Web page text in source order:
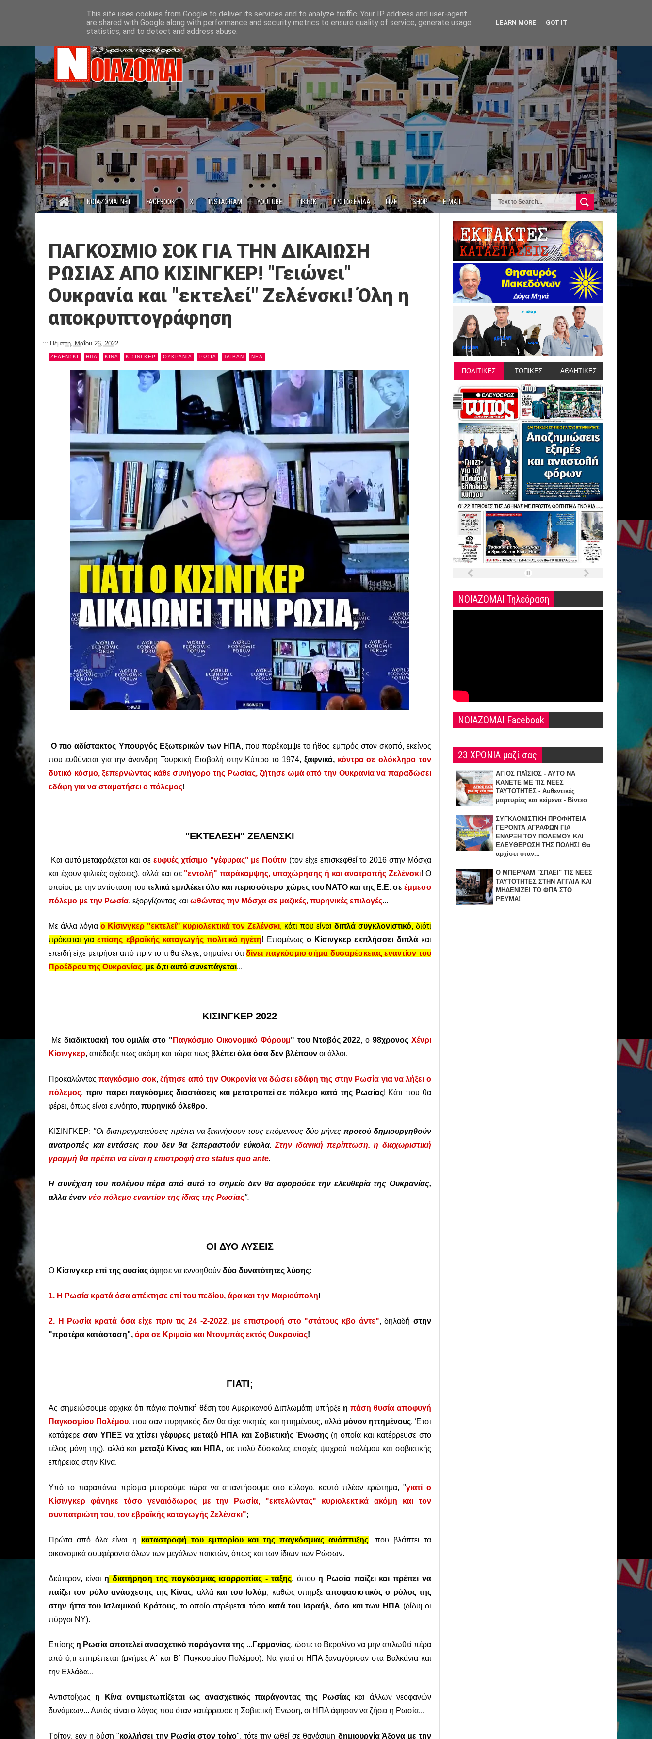
NOIAZOMAI.NET FACEBOOK X INSTAGRAM YOUTUBE TIKTOK ΠΡΩΤΟΣΕΛΙΔΑ LIVE SHOP E-MAIL
ΠΑΓΚΟΣΜΙΟ ΣΟΚ ΓΙΑ ΤΗΝ ΔΙΚΑΙΩΣΗ
ΡΩΣΙΑΣ ΑΠΟ ΚΙΣΙΝΓΚΕΡ! "Γειώνει"
Ουκρανία και "εκτελεί" Ζελένσκι! Όλη η
αποκρυπτογράφηση
::: Πέμπτη, Μαΐου 26, 2022
ΖΕΛΕΝΣΚΙ ΗΠΑ ΚΙΝΑ ΚΙΣΙΝΓΚΕΡ ΟΥΚΡΑΝΙΑ ΡΩΣΙΑ ΤΑΪΒΑΝ NEA
Ο πιο αδίστακτος Υπουργός Εξωτερικών των ΗΠΑ, που παρέκαμψε το ήθος εμπρός στον σκοπό, εκείνος
που ευθύνεται για την άνανδρη Τουρκική Εισβολή στην Κύπρο το 1974, ξαφνικά, κόντρα σε ολόκληρο τον
δυτικό κόσμο, ξεπερνώντας κάθε συνήγορο της Ρωσίας, ζήτησε ωμά από την Ουκρανία να παραδώσει
εδάφη για να σταματήσει ο πόλεμος!
"ΕΚΤΕΛΕΣΗ" ΖΕΛΕΝΣΚΙ
Και αυτό μεταφράζεται και σε ευφυές χτίσιμο "γέφυρας" με Πούτιν (τον είχε επισκεφθεί το 2016 στην Μόσχα
και έχουν φιλικές σχέσεις), αλλά και σε "εντολή" παράκαμψης, υποχώρησης ή και ανατροπής Ζελένσκι! Ο
οποίος με την αντίστασή τουτελικά εμπλέκει όλο και περισσότερο χώρες του ΝΑΤΟ και της Ε.Ε. σε έμμεσο
πόλεμο με την Ρωσία, εξοργίζοντας και ωθώντας την Μόσχα σε μαζικές, πυρηνικές επιλογές...
Με άλλα λόγια ο Κίσινγκερ "εκτελεί" κυριολεκτικά τον Ζελένσκι, κάτι που είναι διπλά συγκλονιστικό, διότι
πρόκειται γιαεπίσης εβραϊκής καταγωγής πολιτικό ηγέτη! Επομένως ο Κίσινγκερ εκπλήσσει διπλάκαι
επειδή είχε μετρήσει από πριν το τι θα έλεγε, σημαίνει ότιδίνει παγκόσμιο σήμα δυσαρέσκειας εναντίον του
Προέδρου της Ουκρανίας, με ό,τι αυτό συνεπάγεται...
ΚΙΣΙΝΓΚΕΡ 2022
Με διαδικτυακή του ομιλία στο " Παγκόσμιο Οικονομικό Φόρουμ" του Νταβός 2022, ο98χρονος Χένρι
Κίσινγκερ, απέδειξε πως ακόμη και τώρα πως βλέπει όλα όσα δεν βλέπουν οι άλλοι.
Προκαλώνταςπαγκόσμιο σοκ,ζήτησε από την Ουκρανία να δώσει εδάφη της στην Ρωσία για να λήξει ο
πόλεμος, πριν πάρει παγκόσμιες διαστάσεις και μετατραπεί σε πόλεμο κατά της Ρωσίας! Κάτι που θα
φέρει, όπως είναι ευνόητο, πυρηνικό όλεθρο.
ΚΙΣΙΝΓΚΕΡ: "Οι διαπραγματεύσεις πρέπει να ξεκινήσουν τους επόμενους δύο μήνες προτού δημιουργηθούν
ανατροπές και εντάσεις που δεν θα ξεπεραστούν εύκολα.Στην ιδανική περίπτωση, η διαχωριστική
γραμμή θα πρέπει να είναι η επιστροφή στο status quo ante.
Η συνέχιση του πολέμου πέρα ​​από αυτό το σημείο δεν θα αφορούσε την ελευθερία της Ουκρανίας,
αλλά έναν νέο πόλεμο εναντίον της ίδιας της Ρωσίας".
ΟΙ ΔΥΟ ΛΥΣΕΙΣ
Ο Κίσινγκερ επί της ουσίας άφησε να εννοηθούν δύο δυνατότητες λύσης:
1. Η Ρωσία κρατά όσα απέκτησε επί του πεδίου, άρα και την Μαριούπολη!
2. Η Ρωσία κρατά όσα είχε πριν τις 24 -2-2022, με επιστροφή στο "στάτους κβο άντε", δηλαδή στην
"προτέρα κατάσταση", άρα σε Κριμαία και Ντονμπάς εκτός Ουκρανίας!
ΓΙΑΤΙ;
Ας σημειώσουμε αρχικά ότι πάγια πολιτική θέση του Αμερικανού Διπλωμάτη υπήρξε ηπάση θυσία αποφυγή
Παγκοσμίου Πολέμου, που σαν πυρηνικός δεν θα είχε νικητές και ηττημένους, αλλά μόνον ηττημένους. Έτσι
κατάφερε σαν ΥΠΕΞ να χτίσει γέφυρες μεταξύ ΗΠΑ και Σοβιετικής Ένωσης(η οποία και κατέρρευσε στο
τέλος μόνη της), αλλά και μεταξύ Κίνας και ΗΠΑ, σε πολύ δύσκολες εποχές ψυχρού πολέμου και σοβιετικής
επήρειας στην Κίνα.
Υπό το παραπάνω πρίσμα μπορούμε τώρα να απαντήσουμε στο εύλογο, καυτό πλέον ερώτημα, "γιατί ο
Κίσινγκερ φάνηκε τόσο γεναιόδωρος με την Ρωσία, "εκτελώντας" κυριολεκτικά ακόμη και τον
συνπατριώτη του, τον εβραϊκής καταγωγής Ζελένσκι";
Πρώτα από όλα είναι η καταστροφή του εμπορίου και της παγκόσμιας ανάπτυξης, που βλάπτει τα
οικονομικά συμφέροντα όλων των μεγάλων παικτών, όπως και των ίδιων των Ρώσων.
Δεύτερον, είναι η διατήρηση της παγκόσμιας ισορροπίας - τάξης, όπου η Ρωσία παίζει και πρέπει να
παίζει τον ρόλο ανάσχεσης της Κίνας, αλλά και του Ισλάμ, καθώς υπήρξεαποφασιστικός ο ρόλος της
στην ήττα του Ισλαμικού Κράτους, το οποίο στρέφεται τόσο κατά του Ισραήλ, όσο και των ΗΠΑ (δίδυμοι
πύργοι ΝΥ).
Επίσης η Ρωσία αποτελεί ανασχετικό παράγοντα της ...Γερμανίας, ώστε το Βερολίνο να μην απλωθεί πέρα
από ό,τι επιτρέπεται (μνήμες Α΄ και Β΄ Παγκοσμίου Πολέμου). Να γιατί οι ΗΠΑ ξαναγύρισαν στα Βαλκάνια και
την Ελλάδα...
Αντιστοίχως η Κίνα αντιμετωπίζεται ως ανασχετικός παράγοντας της Ρωσίαςκαι άλλων νεοφανών
δυνάμεων... Αυτός είναι ο λόγος που όταν κατέρρευσε η Σοβιετική Ένωση, οι ΗΠΑ άφησαν να ζήσει η Ρωσία...
Τρίτον, εάν η δύση "κολλήσει την Ρωσία στον τοίχο", τότε την ωθεί σε θανάσιμη δημιουργία Άξονα με την
ΠΟΛΙΤΙΚΕΣ ΤΟΠΙΚΕΣ ΑΘΛΗΤΙΚΕΣ
ΝΟΙΑΖΟΜΑΙ Τηλεόραση
NOIAZOMAI Facebook
23 ΧΡΟΝΙΑ μαζί σας
ΑΓΙΟΣ ΠΑΪΣΙΟΣ - ΑΥΤΟ ΝΑ
ΚΑΝΕΤΕ ΜΕ ΤΙΣ ΝΕΕΣ
ΤΑΥΤΟΤΗΤΕΣ - Αυθεντικές
μαρτυρίες και κείμενα - Βίντεο
ΣΥΓΚΛΟΝΙΣΤΙΚΗ ΠΡΟΦΗΤΕΙΑ
ΓΕΡΟΝΤΑ ΑΓΡΑΦΩΝ ΓΙΑ
ΕΝΑΡΞΗ TOY ΠΟΛΕΜΟΥ ΚΑΙ
ΕΛΕΥΘΕΡΩΣΗ ΤΗΣ ΠΟΛΗΣ! Θα
αρχίσει όταν...
Ο ΜΠΕΡΝΑΜ "ΣΠΑΕΙ" ΤΙΣ ΝΕΕΣ
ΤΑΥΤΟΤΗΤΕΣ ΣΤΗΝ ΑΓΓΛΙΑ KAI
ΜΗΔΕΝΙZΕΙ ΤΟ ΦΠΑ ΣΤΟ
ΡΕΥΜΑ!
This site uses cookies from Google to deliver its services and to analyze traffic. Your IP address and user-agent
are shared with Google along with performance and security metrics to ensure quality of service, generate usage
statistics, and to detect and address abuse.
LEARN MORE GOT IT